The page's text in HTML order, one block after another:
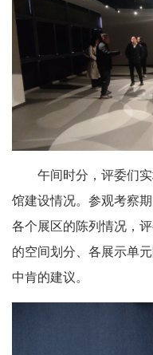
午间时分，评委们
馆建设情况。参观考察
各个展区的陈列情况，
的空间划分、各展示单
中肯的建议。